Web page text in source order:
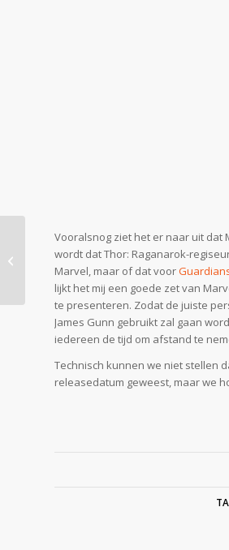
Vooralsnog ziet het er naar uit dat
wordt dat Thor: Raganarok-
Marvel, maar of dat voor
lijkt het mij een goede zet van
te presenteren. Zodat de juiste
James Gunn gebruikt zal gaan
iedereen de tijd om afstand te
Technisch kunnen we niet stellen
releasedatum geweest, maar we
De Film / Serie Tips #52